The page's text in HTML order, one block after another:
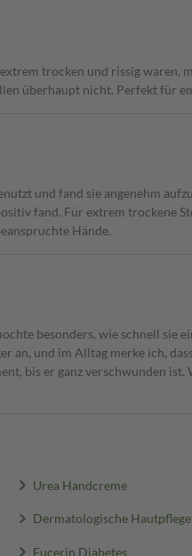
trocken und rissig waren,
überhaupt nicht. Perfekt für
und fand sie angenehm
fand. Für extrem trockene
Hände.
besonders, wie schnell sie
an, und im Alltag merke ich,
bis er ganz verschwunden ist.
Urea Handcreme
Dermatologische
Eucerin Diabetes